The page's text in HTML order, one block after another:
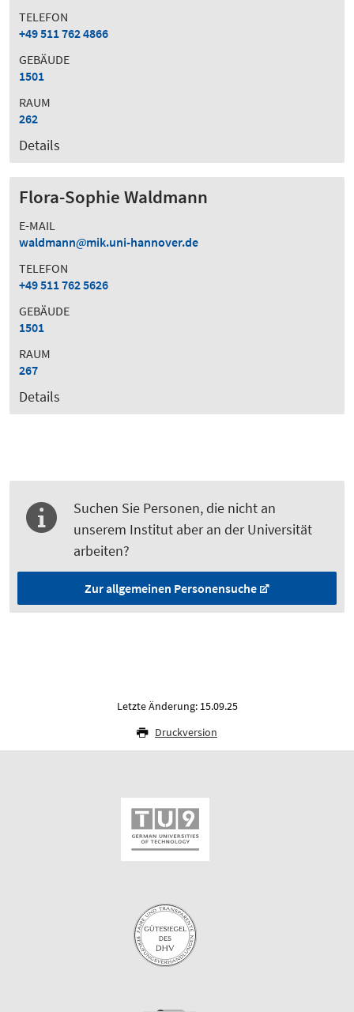
TELEFON
+49 511 762 4866
GEBÄUDE
1501
RAUM
262
Details
Flora-Sophie Waldmann
E-MAIL
waldmann
mik.uni-hannover.de
TELEFON
+49 511 762 5626
GEBÄUDE
1501
RAUM
267
Details
Suchen Sie Personen, die nicht an
unserem Institut aber an der Universität
arbeiten?
Zur allgemeinen Personensuche
Letzte Änderung: 15.09.25
Druckversion